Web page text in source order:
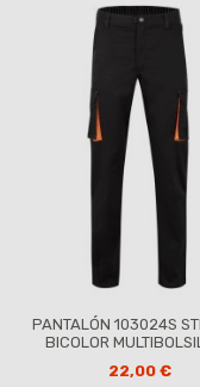
PANTALÓN 103024S
BICOLOR
22,00 €